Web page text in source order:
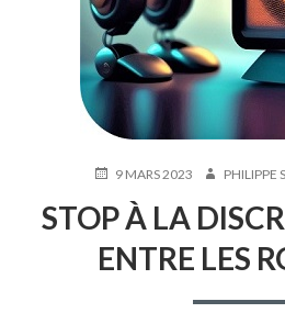
PUBLIÉ9 MARS 2023 AUTEURPHILIPPE
STOP À LA
ENTRE LES